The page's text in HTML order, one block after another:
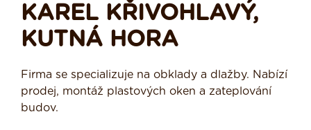
KAREL KŘIVOHLAVÝ,
KUTNÁ HORA
Firma se specializuje na obklady a dlažby. Nabízí
prodej, montáž plastových oken a zateplování
budov.